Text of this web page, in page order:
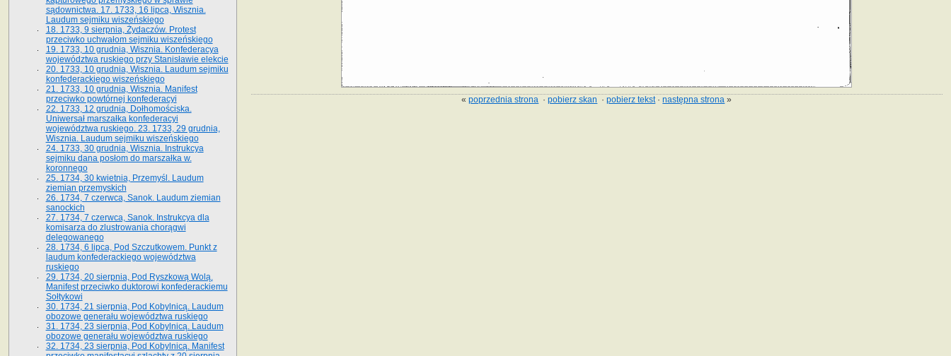
«poprzednia strona ·pobierz skan ·pobierz tekst·następna strona »
sądownictwa. 17. 1733, 16 lipca, Wisznia.
Laudum sejmiku wiszeńskiego
18. 1733, 9 sierpnia, Żydaczów. Protest
przeciwko uchwałom sejmiku wiszeńskiego
19. 1733, 10 grudnia, Wisznia. Konfederacya
województwa ruskiego przy Stanisławie elekcie
20. 1733, 10 grudnia, Wisznia. Laudum sejmiku
konfederackiego wiszeńskiego
21. 1733, 10 grudnia, Wisznia. Manifest
przeciwko powtórnej konfederacyi
22. 1733, 12 grudnia, Dołhomościska.
Uniwersał marszałka konfederacyi
województwa ruskiego. 23. 1733, 29 grudnia,
Wisznia. Laudum sejmiku wiszeńskiego
24. 1733, 30 grudnia, Wisznia. Instrukcya
sejmiku dana posłom do marszałka w.
koronnego
25. 1734, 30 kwietnia, Przemyśl. Laudum
ziemian przemyskich
26. 1734, 7 czerwca, Sanok. Laudum ziemian
sanockich
27. 1734, 7 czerwca, Sanok. Instrukcya dla
komisarza do zlustrowania chorągwi
delegowanego
28. 1734, 6 lipca, Pod Szczutkowem. Punkt z
laudum konfederackiego województwa
ruskiego
29. 1734, 20 sierpnia, Pod Ryszkową Wolą.
Manifest przeciwko duktorowi konfederackiemu
Sołtykowi
30. 1734, 21 sierpnia, Pod Kobylnicą. Laudum
obozowe generału województwa ruskiego
31. 1734, 23 sierpnia, Pod Kobylnicą. Laudum
obozowe generału województwa ruskiego
32. 1734, 23 sierpnia, Pod Kobylnicą. Manifest